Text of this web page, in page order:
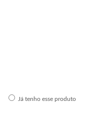
Já tenho esse produto